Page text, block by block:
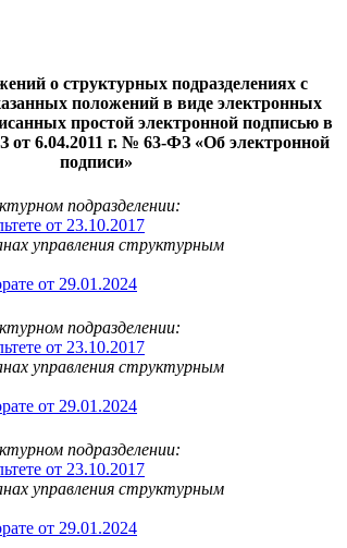
о структурных подразделениях с
положений в виде электронных
простой электронной подписью в
от 6.04.2011 г. № 63-ФЗ «Об электронной
подписи»
подразделении:
от 23.10.2017
управления структурным
от 29.01.2024
подразделении:
от 23.10.2017
управления структурным
от 29.01.2024
подразделении:
от 23.10.2017
управления структурным
от 29.01.2024